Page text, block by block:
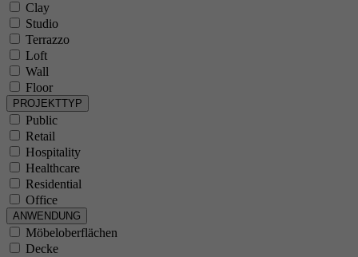
Clay
Studio
Terrazzo
Loft
Wall
Floor
PROJEKTTYP
Public
Retail
Hospitality
Healthcare
Residential
Office
ANWENDUNG
Möbeloberflächen
Decke